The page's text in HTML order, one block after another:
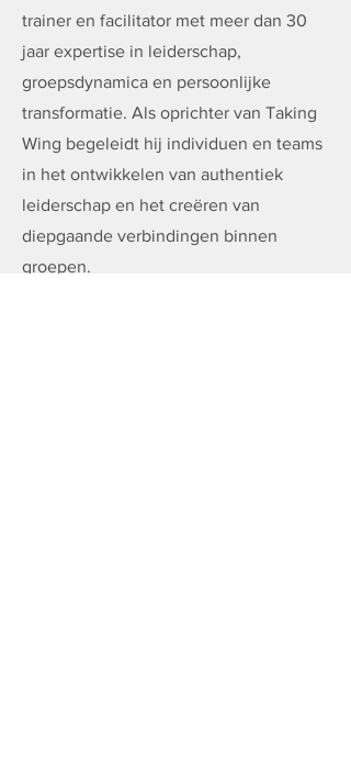
trainer en facilitator met meer dan 30
jaar expertise in leiderschap,
groepsdynamica en persoonlijke
transformatie. Als oprichter van Taking
Wing begeleidt hij individuen en teams
in het ontwikkelen van authentiek
leiderschap en het creëren van
diepgaande verbindingen binnen
groepen.